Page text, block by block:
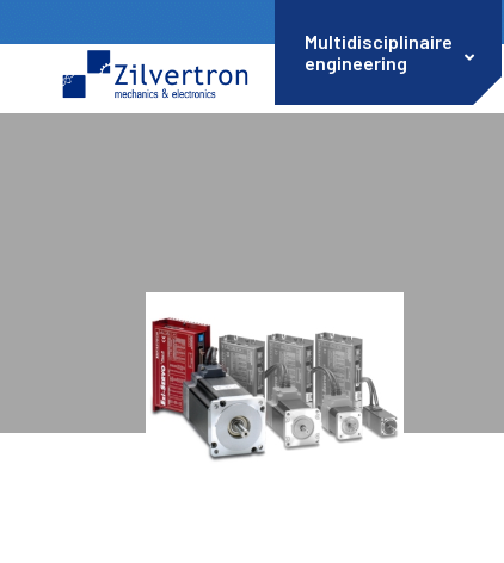
Multidisciplinaire
engineering